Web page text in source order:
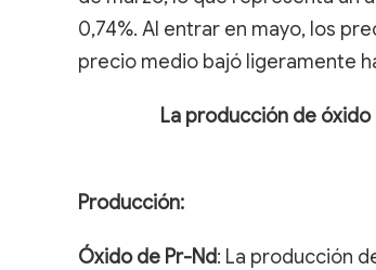
0,74%. Al entrar en mayo, los
precio medio bajó ligeramente
La producción de
Producción:
Óxido de Pr-Nd: La producción